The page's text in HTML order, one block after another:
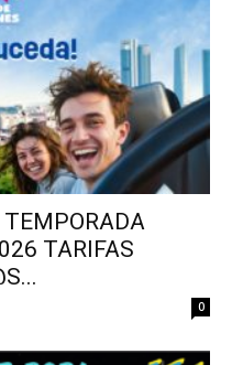
TEMPORADA
TARIFAS
0